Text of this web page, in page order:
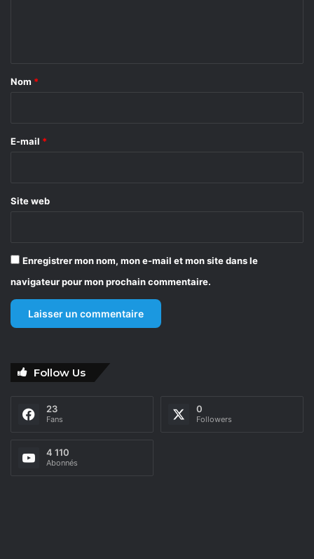
a
e
Nom *
E-mail *
Site web
Enregistrer mon nom, mon e-mail et mon site dans le
navigateur pour mon prochain commentaire.
Follow Us
23
Fans
0
Followers
4 110
Abonnés